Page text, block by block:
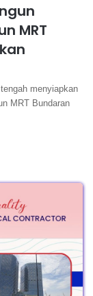
MRT
menyiapkan
MRT Bundaran